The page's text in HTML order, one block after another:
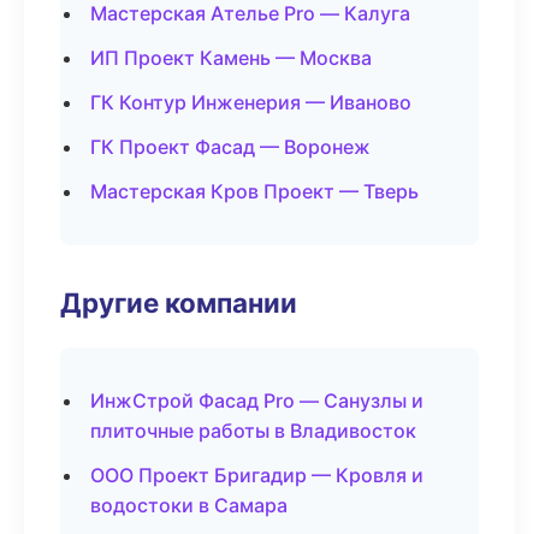
Мастерская Ателье Pro — Калуга
ИП Проект Камень — Москва
ГК Контур Инженерия — Иваново
ГК Проект Фасад — Воронеж
Мастерская Кров Проект — Тверь
Другие компании
ИнжСтрой Фасад Pro — Санузлы и
плиточные работы в Владивосток
ООО Проект Бригадир — Кровля и
водостоки в Самара